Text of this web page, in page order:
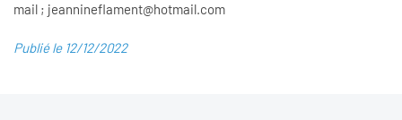
mail ; jeannineflament@hotmail.com
Publié le 12/12/2022